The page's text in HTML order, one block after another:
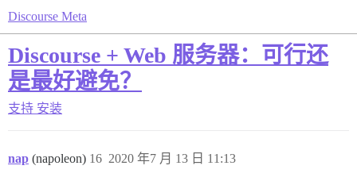
Discourse Meta
Discourse + Web 服务器：可行还
是最好避免？
支持 安装
nap (napoleon) 2020 年7 月 13 日 11:13
16